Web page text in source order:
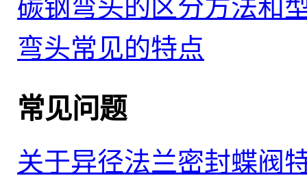
碳钢弯头的区分方法和
弯头常见的特点
常见问题
关于异径法兰密封蝶阀